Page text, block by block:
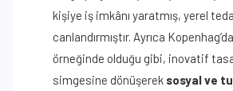
kişiye iş imkânı yaratmış, yerel
canlandırmıştır. Ayrıca
örneğinde olduğu gibi, inovatif
simgesine dönüşerek sosyal ve